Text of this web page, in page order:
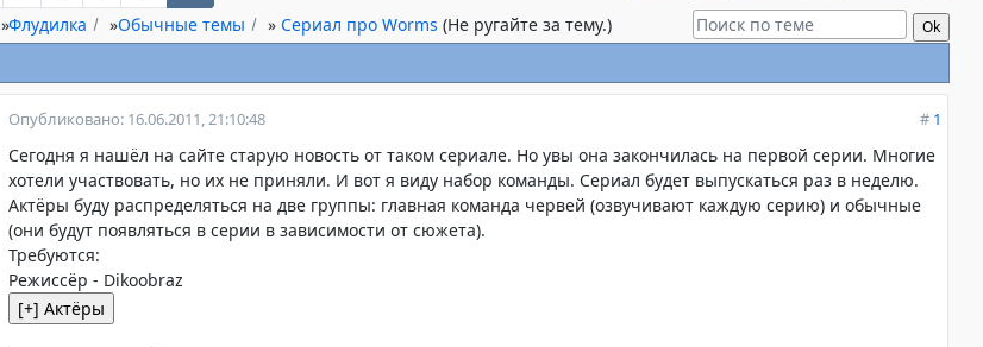
»Флудилка »Обычные темы » Сериал про Worms (Не ругайте за тему.)
# 1
Опубликовано: 16.06.2011, 21:10:48
Сегодня я нашёл на сайте старую новость от таком сериале. Но увы она закончилась на первой серии. Многие
хотели участвовать, но их не приняли. И вот я виду набор команды. Сериал будет выпускаться раз в неделю.
Актёры буду распределяться на две группы: главная команда червей (озвучивают каждую серию) и обычные
(они будут появляться в серии в зависимости от сюжета).
Требуются:
Режиссёр - Dikoobraz